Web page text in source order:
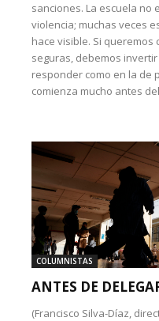
sanciones. La escuela no
violencia; muchas veces
hace visible. Si
seguras, debemos
responder como en la de
comienza mucho antes
COLUMNISTAS
ANTES DE
(Francisco Silva-Díaz,